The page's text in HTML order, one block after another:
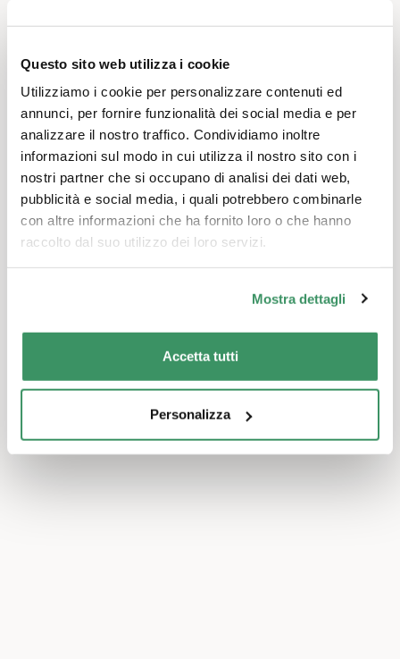
Questo sito web utilizza i cookie
Utilizziamo i cookie per personalizzare contenuti ed
annunci, per fornire funzionalità dei social media e per
analizzare il nostro traffico. Condividiamo inoltre
informazioni sul modo in cui utilizza il nostro sito con i
nostri partner che si occupano di analisi dei dati web,
pubblicità e social media, i quali potrebbero combinarle
con altre informazioni che ha fornito loro o che hanno
raccolto dal suo utilizzo dei loro servizi.
Mostra dettagli
Accetta tutti
Personalizza
generazioni più anziane trasmettono ai più
giovani le loro abilità manuali come la
"fabbricazione della carta", la "stampa
tipografica" e la "legatura dei libri".